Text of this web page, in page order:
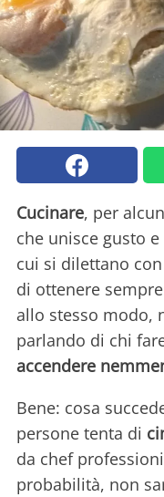
Cucinare, per
che unisce gusto
cui si dilettano
di ottenere
allo stesso modo,
parlando di chi
accendere
Bene: cosa
persone tenta di
da chef
probabilità, non